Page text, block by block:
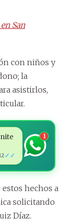
San
con niños y
la
asistirlos,
✓✓
1
hechos a
solicitando
Díaz.